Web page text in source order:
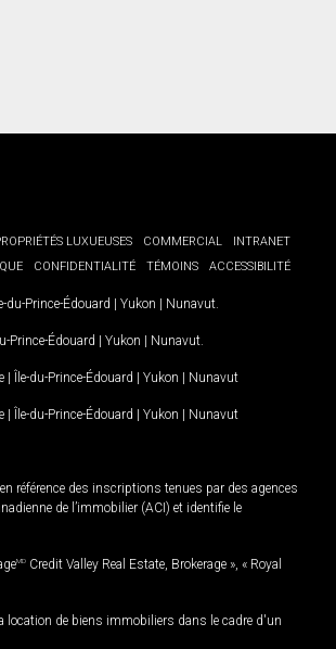
LUXUEUSES COMMERCIAL
INTRANET
CONFIDENTIALITÉ TÉMOINS ACCESSIBILITÉ
du-Prince-Édouard | Yukon | Nunavut
Prince-Édouard | Yukon | Nunavut
| Île-du-Prince-Édouard | Yukon | Nunavut
| Île-du-Prince-Édouard | Yukon | Nunavut
référence des inscriptions tenues par des agences
de l’immobilier (ACI) et identifie le
MD Credit Valley Real Estate, Brokerage », « Royal
location de biens immobiliers dans le cadre d'un